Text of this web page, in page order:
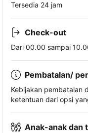
Tersedia 24 jam
Check-out
Dari 00.00 sampai
Pembatalan/
Kebijakan pembatalan
ketentuan dari opsi
Anak-anak dan